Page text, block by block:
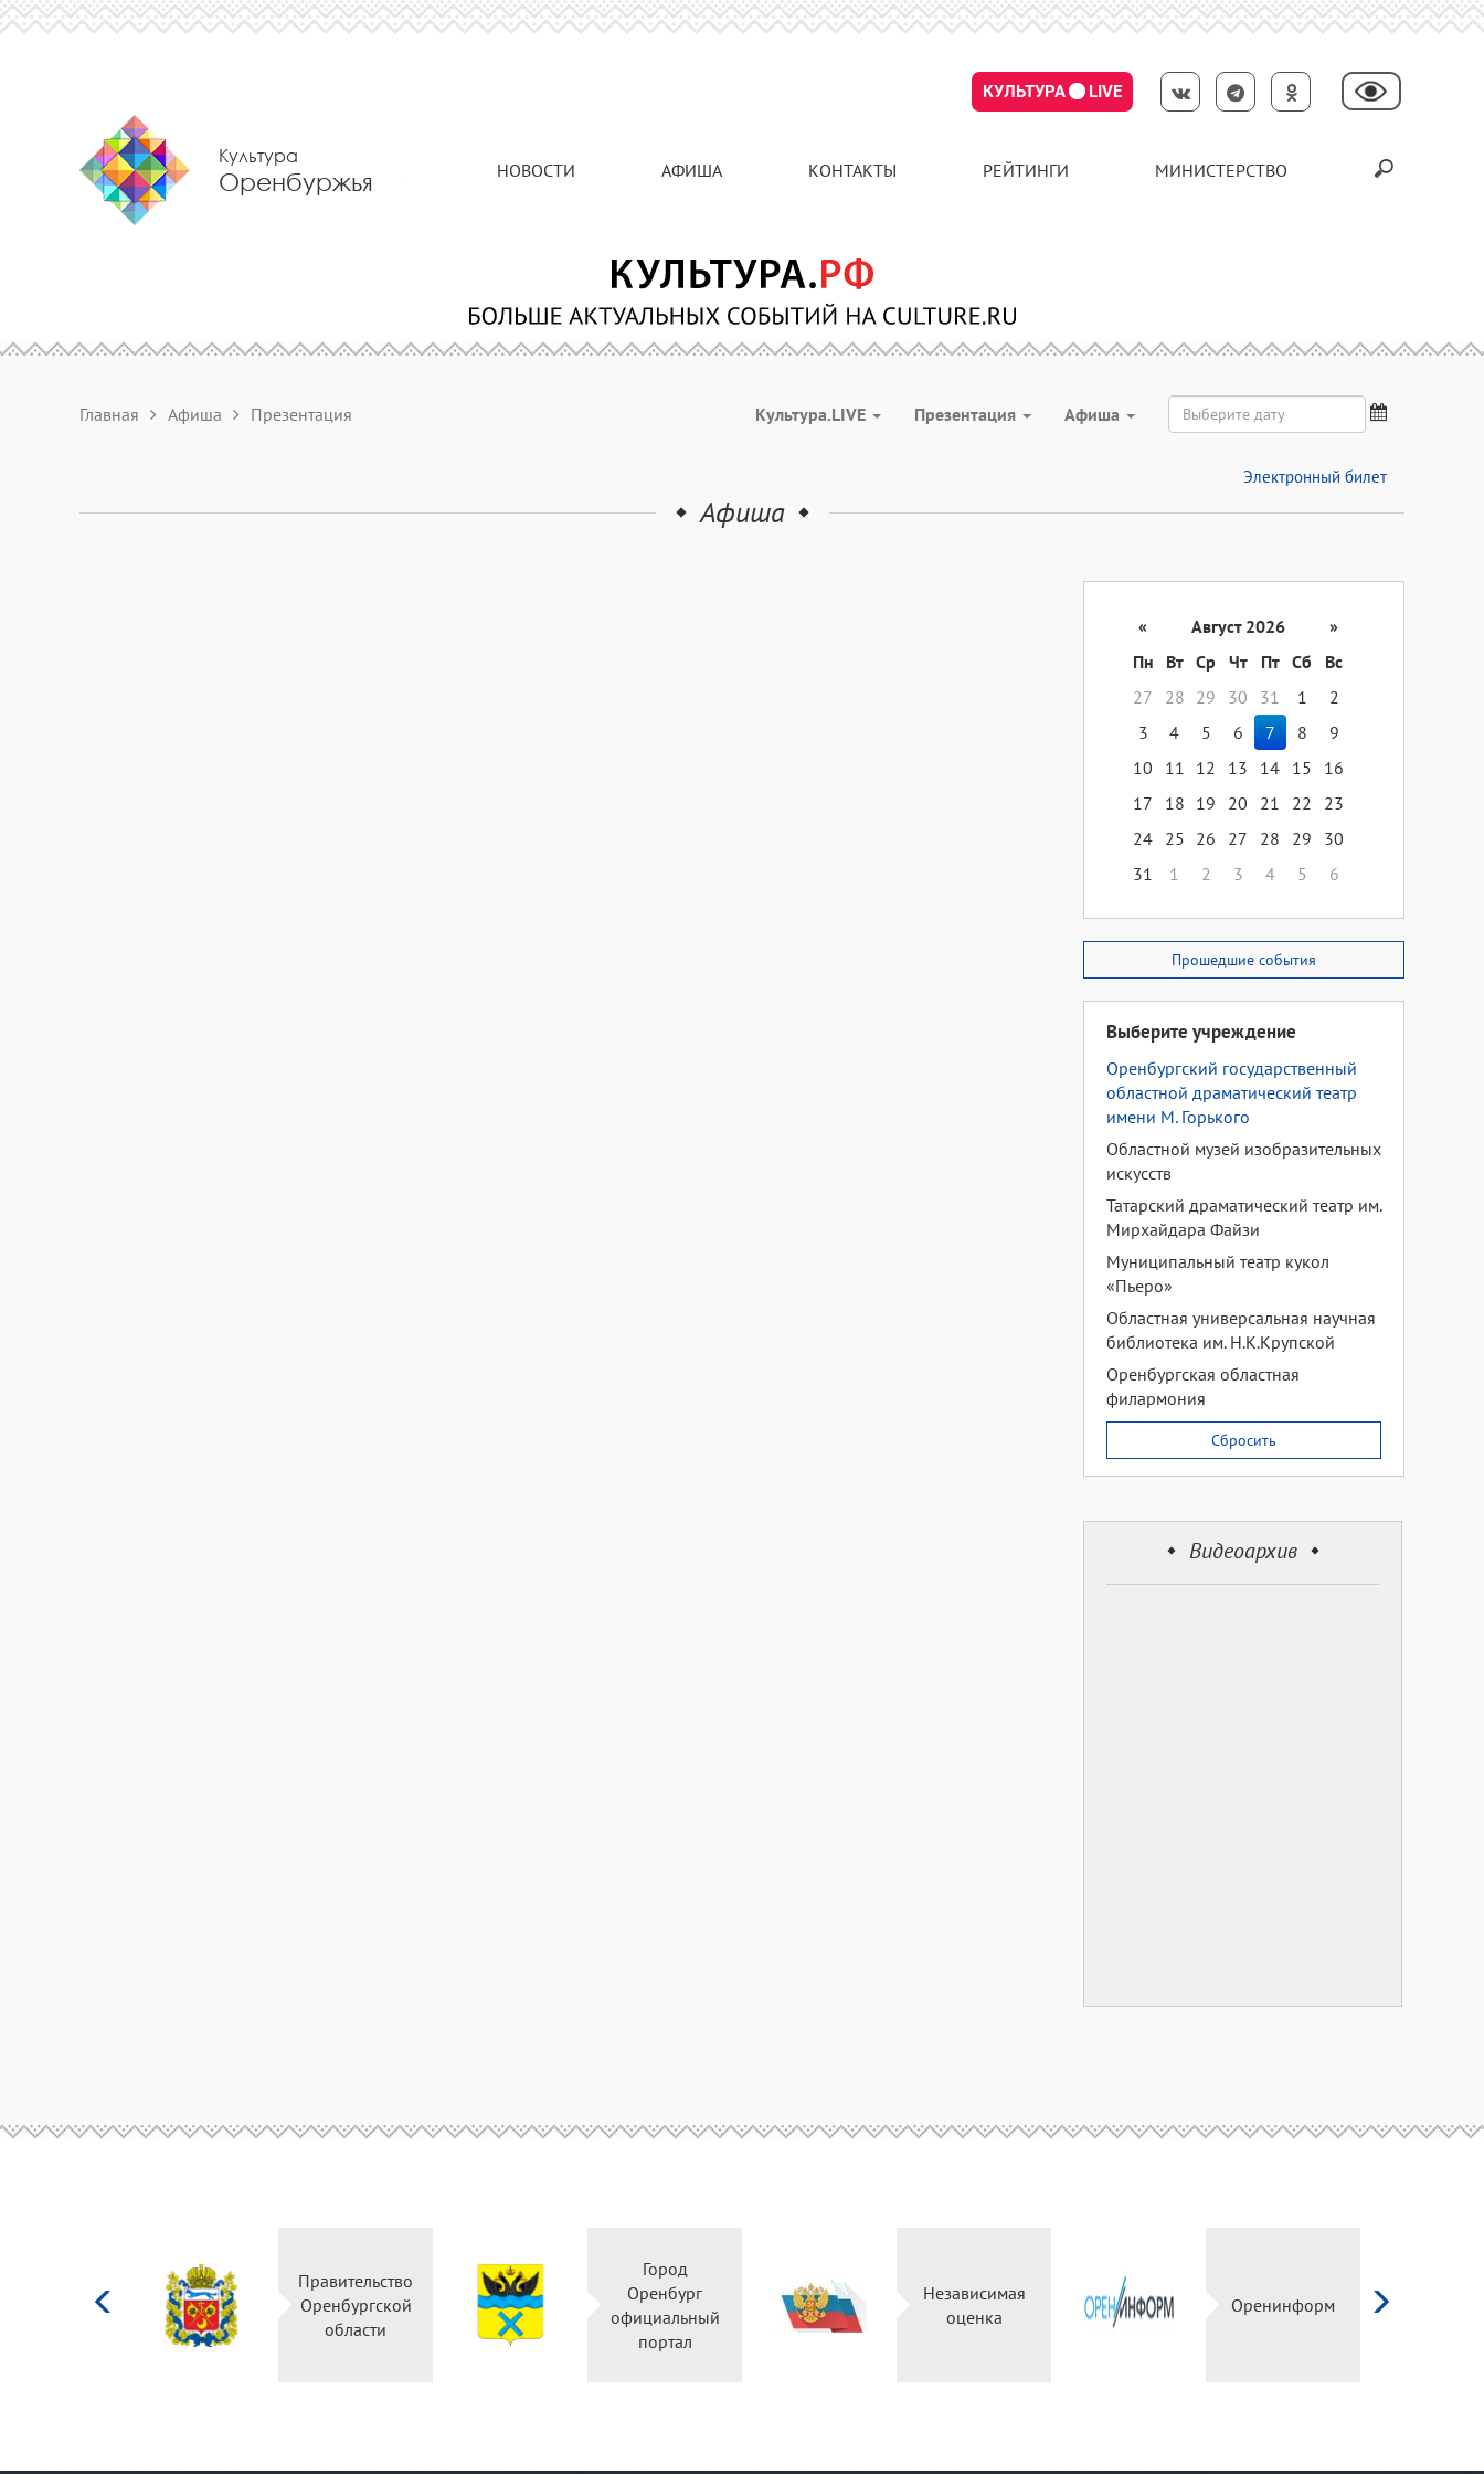
КУЛЬТУРА LIVE
Культура
Оренбуржья НОВОСТИ АФИША КОНТАКТЫ РЕЙТИНГИ МИНИСТЕРСТВО
Главная Афиша Презентация Культура.LIVE Презентация Aфиша
Электронный билет
Афиша
« Август 2026
»
Пн
Вт Ср Чт Пт Сб
Вс
27
28 29 30 31 1
2
3
4 5 6 7 8
9
10
11 12 13 14 15
16
17
18 19 20 21 22
23
24 25 26 27 28 29
30
31
1 2 3 4 5 6
Прошедшие события
Выберите учреждение
Оренбургский государственный
областной драматический театр
имени М. Горького
Областной музей изобразительных
искусств
Татарский драматический театр им.
Мирхайдара Файзи
Муниципальный театр кукол
«Пьеро»
Областная универсальная научная
библиотека им. Н.К.Крупской
Оренбургская областная
филармония
Сбросить
Видеоархив
Правительство
Оренбургской
области
Город
Оренбург
официальный
портал
Независимая
оценка
Оренинформ